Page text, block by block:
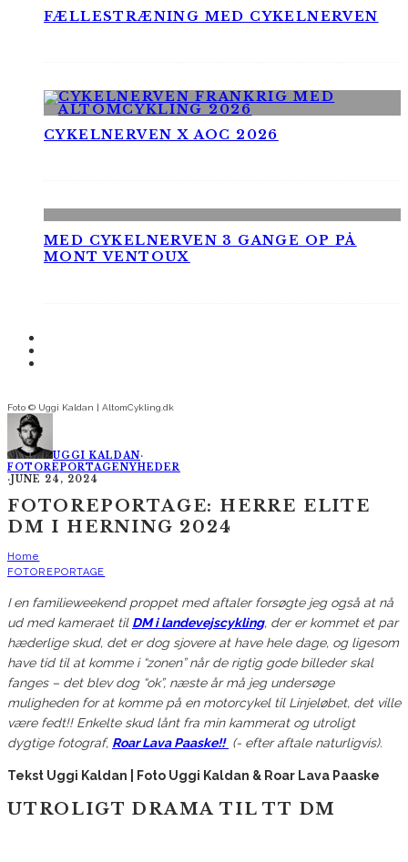
FÆLLESTRÆNING MED CYKELNERVEN
CYKELNERVEN X AOC 2026
MED CYKELNERVEN 3 GANGE OP PÅ
MONT VENTOUX
Foto © Uggi Kaldan | AltomCykling.dk
UGGI KALDAN·
FOTOREPORTAGENYHEDER
·JUNE 24, 2024
FOTOREPORTAGE: HERRE ELITE
DM I HERNING 2024
Home
FOTOREPORTAGE
I en familieweekend proppet med aftaler forsøgte jeg også at nå
ud med kameraet til DM i landevejscykling, der er kommet et par
hæderlige skud, det er dog sjovere at have hele dage, og ligesom
have tid til at komme i “zonen” når de rigtig gode billeder skal
fanges – det blev dog “ok”, næste år må jeg undersøge
muligheden for at komme på en motorcykel til Linjeløbet, det ville
være fedt!! Enkelte skud lånt fra min kammerat og utroligt
dygtige fotograf, Roar Lava Paaske!! (- efter aftale naturligvis).
Tekst Uggi Kaldan | Foto Uggi Kaldan & Roar Lava Paaske
UTROLIGT DRAMA TIL TT DM